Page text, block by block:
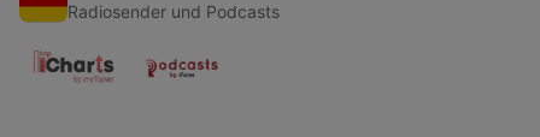
Radiosender und Podcasts